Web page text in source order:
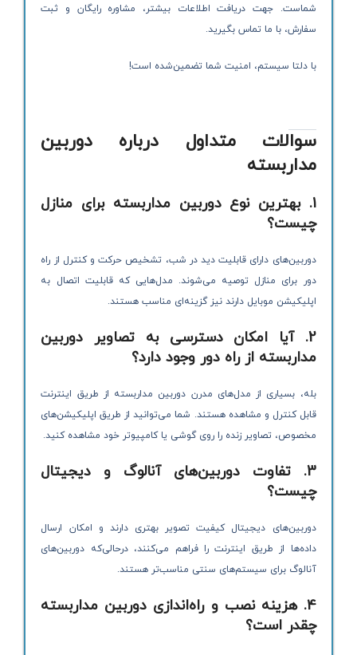
شماست. جهت دریافت اطلاعات بیشتر، مشاوره رایگان و ثبت
سفارش، با ما تماس بگیرید.
با دلتا سیستم، امنیت شما تضمین‌شده است!
سوالات متداول درباره دوربین
مداربسته
1. بهترین نوع دوربین مداربسته برای منازل
چیست؟
دوربین‌های دارای قابلیت دید در شب، تشخیص حرکت و کنترل از راه
دور برای منازل توصیه می‌شوند. مدل‌هایی که قابلیت اتصال به
اپلیکیشن موبایل دارند نیز گزینه‌ای مناسب هستند.
2. آیا امکان دسترسی به تصاویر دوربین
مداربسته از راه دور وجود دارد؟
بله، بسیاری از مدل‌های مدرن دوربین مداربسته از طریق اینترنت
قابل کنترل و مشاهده هستند. شما می‌توانید از طریق اپلیکیشن‌های
مخصوص، تصاویر زنده را روی گوشی یا کامپیوتر خود مشاهده کنید.
3. تفاوت دوربین‌های آنالوگ و دیجیتال
چیست؟
دوربین‌های دیجیتال کیفیت تصویر بهتری دارند و امکان ارسال
داده‌ها از طریق اینترنت را فراهم می‌کنند، درحالی‌که دوربین‌های
آنالوگ برای سیستم‌های سنتی مناسب‌تر هستند.
4. هزینه نصب و راه‌اندازی دوربین مداربسته
چقدر است؟